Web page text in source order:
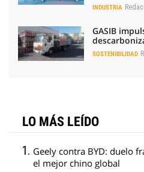
INDUSTRIA
GASIB
SOSTENIBILIDAD
LO MÁS LEÍDO
Geely contra BYD: duelo
el mejor chino global